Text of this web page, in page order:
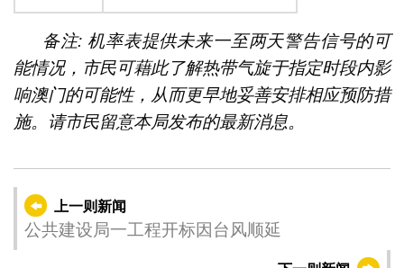
备注: 机率表提供未来一至两天警告信号的可
能情况，市民可藉此了解热带气旋于指定时段内影
响澳门的可能性，从而更早地妥善安排相应预防措
施。请市民留意本局发布的最新消息。
上一则新闻
公共建设局一工程开标因台风顺延